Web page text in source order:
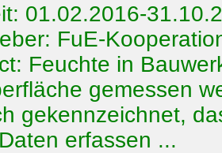
01.02.2016-
FuE-
Feuchte in
gemessen
gekennzeichnet,
erfassen ...